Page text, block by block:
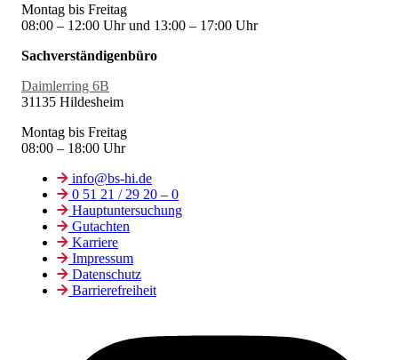
Montag bis Freitag
08:00 – 12:00 Uhr und 13:00 – 17:00 Uhr
Sachverständigenbüro
Daimlerring 6B
31135 Hildesheim
Montag bis Freitag
08:00 – 18:00 Uhr
info@bs-hi.de
0 51 21 / 29 20 – 0
Hauptuntersuchung
Gutachten
Karriere
Impressum
Datenschutz
Barrierefreiheit